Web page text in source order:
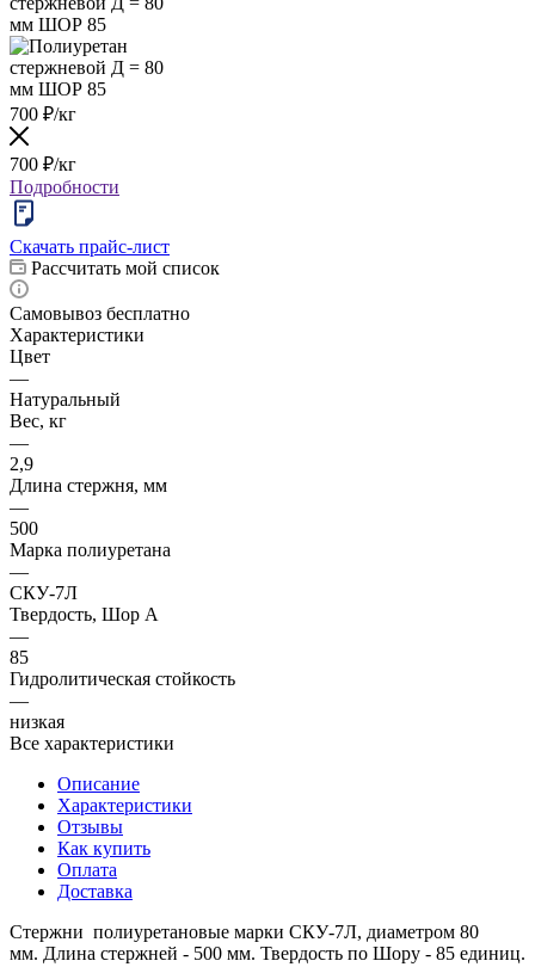
700 ₽/кг
700 ₽/кг
Подробности
Скачать прайс-лист
Рассчитать мой список
Самовывоз бесплатно
Характеристики
Цвет
—
Натуральный
Вес, кг
—
2,9
Длина стержня, мм
—
500
Марка полиуретана
—
СКУ-7Л
Твердость, Шор А
—
85
Гидролитическая стойкость
—
низкая
Все характеристики
Описание
Характеристики
Отзывы
Как купить
Оплата
Доставка
Стержни полиуретановые марки СКУ-7Л, диаметром 80
мм. Длина стержней - 500 мм. Твердость по Шору - 85 единиц.